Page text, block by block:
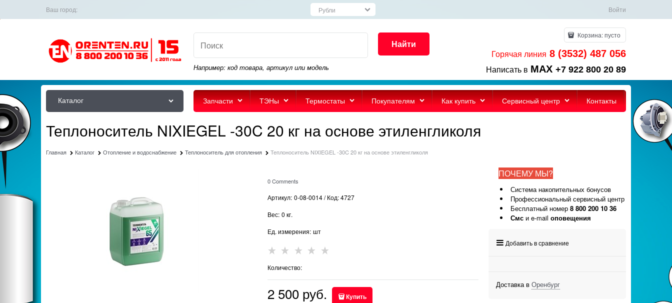
Ваш город: Войти
Найти
Например: код товара, артикул или модель
Корзина:пусто
Горячая линия 8 (3532) 487 056
Написать в MAX +7 922 800 20 89
Каталог Запчасти ТЭНы Термостаты Покупателям Как купить Сервисный центр Контакты
Теплоноситель NIXIEGEL -30C 20 кг на основе этиленгликоля
Главная Каталог Отопление и водоснабжение Теплоноситель для отопления Теплоноситель NIXIEGEL -30C 20 кг на основе этиленгликоля
0 Comments
Артикул: 0-08-0014 / Код: 4727
Вес: 0 кг.
Ед. измерения: шт
Количество:
2 500 руб. Купить
ПОЧЕМУ МЫ?
Система накопительных бонусов
Профессиональный сервисный центр
Бесплатный номер 8 800 200 10 36
Смс и e-mail оповещения
Добавить в сравнение
Доставка в Оренбург